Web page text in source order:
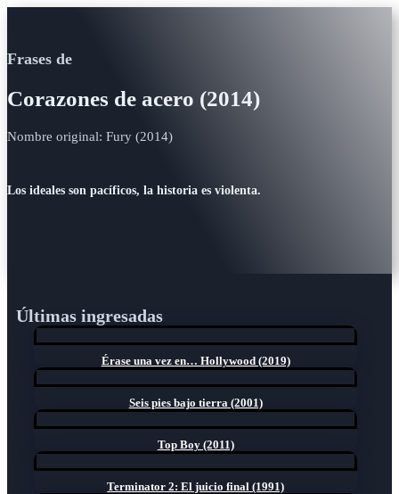
Frases de
Corazones de acero (2014)
Nombre original: Fury (2014)
Los ideales son pacíficos, la historia es violenta.
Últimas ingresadas
Érase una vez en… Hollywood (2019)
Seis pies bajo tierra (2001)
Top Boy (2011)
Terminator 2: El juicio final (1991)